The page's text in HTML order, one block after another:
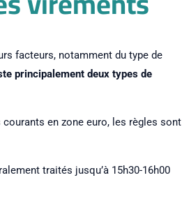
facteurs, notamment du type de
principalement deux types de
en zone euro, les règles sont
traités jusqu’à 15h30-16h00